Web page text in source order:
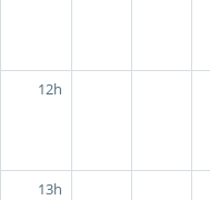
12h
13h